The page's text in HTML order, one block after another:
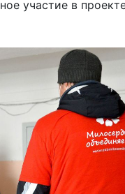
участие в